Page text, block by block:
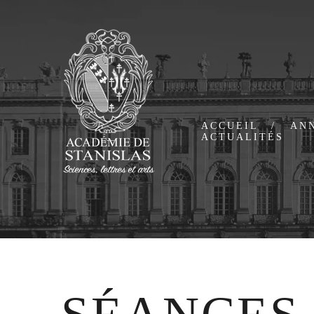
ACCUEIL
Présentation
Historique
Bureau
ACTUALITÉS